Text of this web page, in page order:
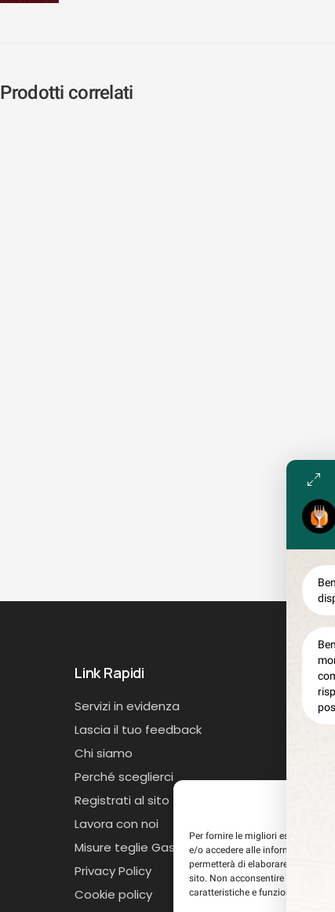
Per fornire le migliori esperienze,
e/o accedere alle informazioni del
permetterà di elaborare dati
sito. Non acconsentire o ritirare il
caratteristiche e funzioni.
Prodotti correlati
Link Rapidi
Servizi in evidenza
Lascia il tuo feedback
Chi siamo
Perché sceglierci
Registrati al sito
Lavora con noi
Misure teglie Gastronorm
Privacy Policy
Cookie policy